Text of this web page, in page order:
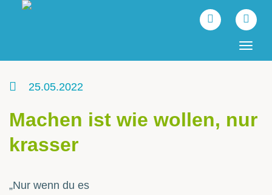
25.05.2022
Machen ist wie wollen, nur
krasser
„Nur wenn du es